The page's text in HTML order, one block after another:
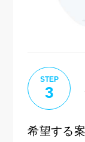
STEP
3
希望する